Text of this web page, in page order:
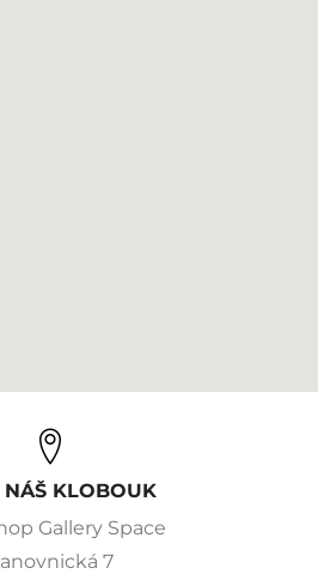
NÁŠ KLOBOUK
Gallery Space
7